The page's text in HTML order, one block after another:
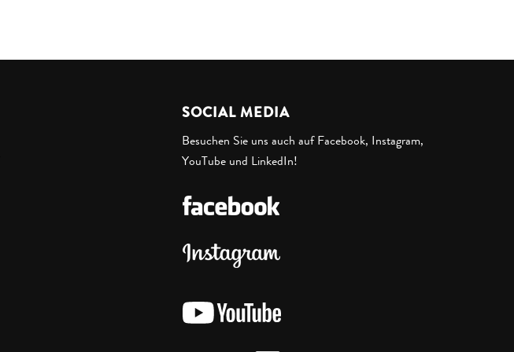
SOCIAL MEDIA
Besuchen Sie uns auch auf Facebook, Instagram,
YouTube und LinkedIn!